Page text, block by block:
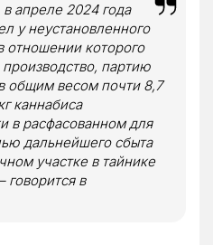
апреле 2024 года
у неустановленного
отношении которого
партию
общим весом почти 8,7
каннабиса
в расфасованном для
дальнейшего сбыта
участке в тайнике
говорится в